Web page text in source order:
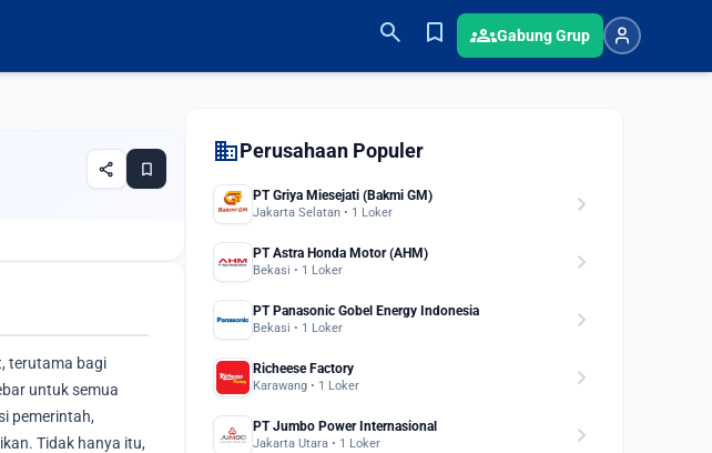
search bookmark groupsGabung Grup
share bookmark
terutama bagi
untuk semua
pemerintah,
Tidak hanya itu,
domainPerusahaan Populer
PT Griya Miesejati (Bakmi GM)
Jakarta Selatan • 1 Loker chevron_right
PT Astra Honda Motor (AHM)
Bekasi • 1 Loker chevron_right
PT Panasonic Gobel Energy Indonesia
Bekasi • 1 Loker chevron_right
Richeese Factory
Karawang • 1 Loker chevron_right
PT Jumbo Power Internasional
Jakarta Utara • 1 Loker chevron_right